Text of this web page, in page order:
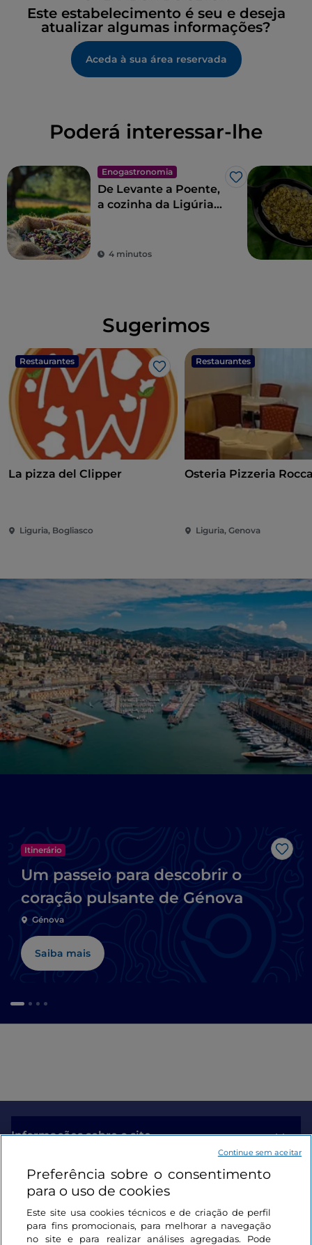
Este estabelecimento é seu e deseja
atualizar algumas informações?
Aceda à sua área reservada
Poderá interessar-lhe
Enogastronomia
Gosto
De Levante a Poente,
a cozinha da Ligúria
4 minutos
Sugerimos
Restaurantes
Gosto
La pizza del Clipper
Liguria, Bogliasco
Restaurantes
Osteria Pizzeria
Liguria, Genova
Itinerário
Um passeio para descobrir o
coração pulsante de Génova
Génova
Saiba mais
Informações sobre o site
Ligações úteis
Iniciar sessão
Preferência sobre o consentimento
para o uso de cookies
Este site usa cookies técnicos e de criação de perfil
para fins promocionais, para melhorar a navegação
no site e para realizar análises agregadas. Pode
Continue sem aceitar